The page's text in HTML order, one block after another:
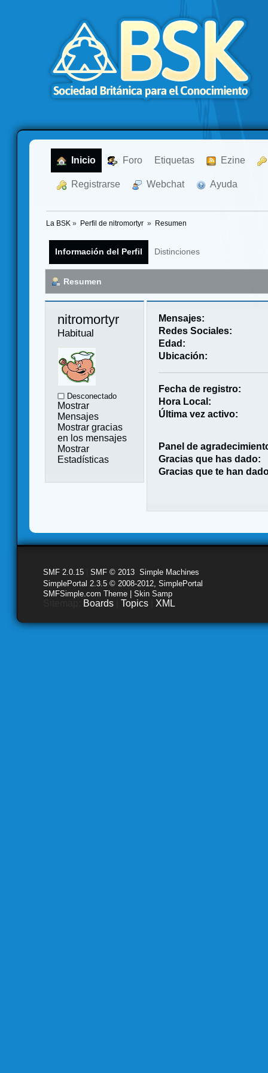
Inicio Foro Etiquetas Ezine
Registrarse Webchat Ayuda
La BSK » Perfil de nitromortyr » Resumen
Información del Perfil Distinciones
Resumen
nitromortyr
Habitual
Desconectado
Mostrar
Mensajes
Mostrar gracias
en los mensajes
Mostrar
Estadísticas
Mensajes:
Redes Sociales:
Edad:
Ubicación:
Fecha de registro:
Hora Local:
Última vez activo:
Panel de
Gracias que has dado:
Gracias que te han
SMF 2.0.15 SMF © 2013 Simple Machines
SimplePortal 2.3.5 © 2008-2012, SimplePortal
SMFSimple.com Theme | Skin Samp
Boards Topics XML